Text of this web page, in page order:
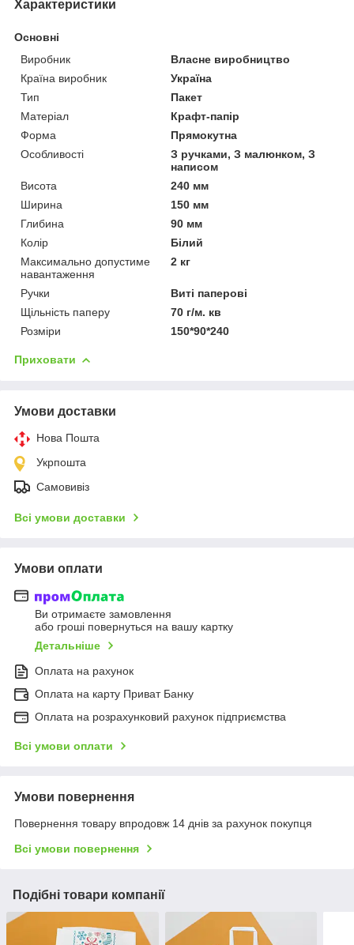
Характеристики
Основні
Виробник
Власне виробництво
Країна виробник
Україна
Тип
Пакет
Матеріал
Крафт-папір
Форма
Прямокутна
Особливості
З ручками, З малюнком, З
написом
Висота
240 мм
Ширина
150 мм
Глибина
90 мм
Колір
Білий
Максимально допустиме
навантаження
2 кг
Ручки
Виті паперові
Щільність паперу
70 г/м. кв
Розміри
150*90*240
Приховати
Умови доставки
Нова Пошта
Укрпошта
Самовивіз
Всі умови доставки
Умови оплати
Ви отримаєте замовлення
або гроші повернуться на вашу картку
Детальніше
Оплата на рахунок
Оплата на карту Приват Банку
Оплата на розрахунковий рахунок підприємства
Всі умови оплати
Умови повернення
Повернення товару впродовж 14 днів за рахунок покупця
Всі умови повернення
Подібні товари компанії